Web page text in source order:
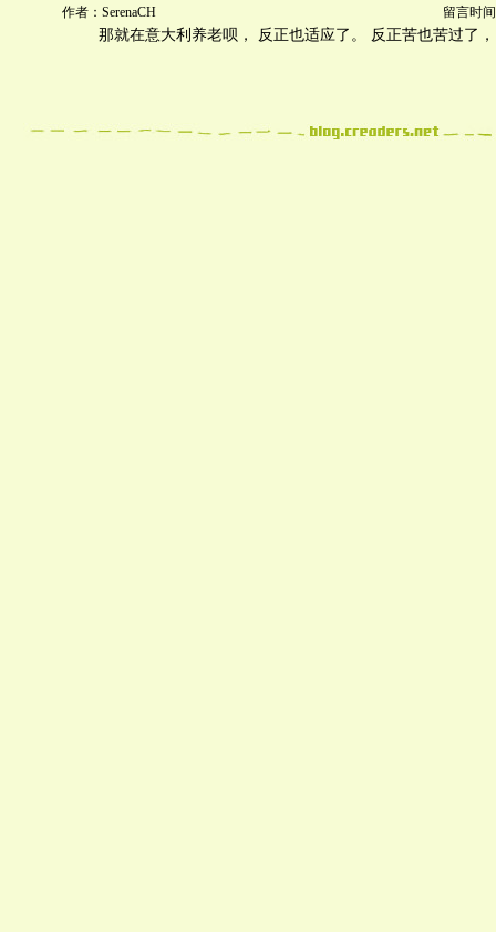
作者：SerenaCH 留言时
那就在意大利养老呗， 反正也适应了。 反正苦也苦过了